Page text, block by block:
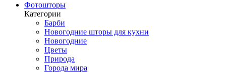
Фотошторы
Категории
Барби
Новогодние шторы для кухни
Новогодние
Цветы
Природа
Города мира